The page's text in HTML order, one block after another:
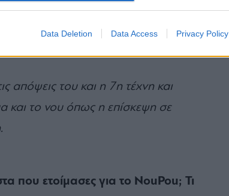
Data Deletion Data Access Privacy Policy
διάστημα της καραντίνας;
απόψεις του και η 7η τέχνη και
και το νου όπως η επίσκεψη σε
που ετοίμασες για το NouPou; Τι